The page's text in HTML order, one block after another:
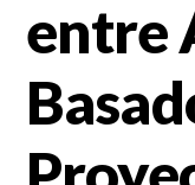
entre